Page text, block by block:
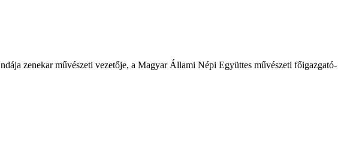
zenekar művészeti vezetője, a Magyar Állami Népi Együttes művészeti főigazgató-